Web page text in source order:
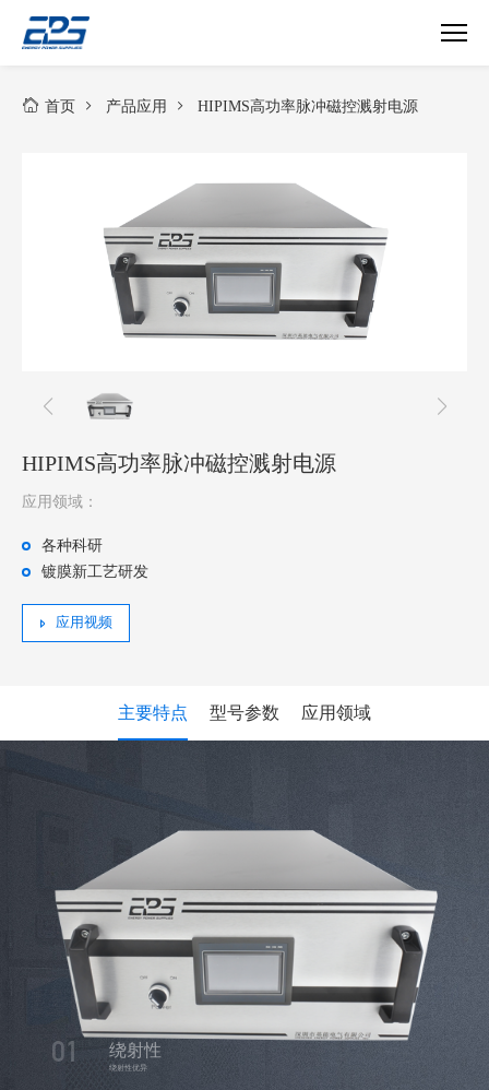
首页 产品应用 HIPIMS高功率脉冲磁控溅射电源
HIPIMS高功率脉冲磁控溅射电源
应用领域：
各种科研
镀膜新工艺研发
应用视频
主要特点 型号参数 应用领域
01 绕射性
绕射性优异